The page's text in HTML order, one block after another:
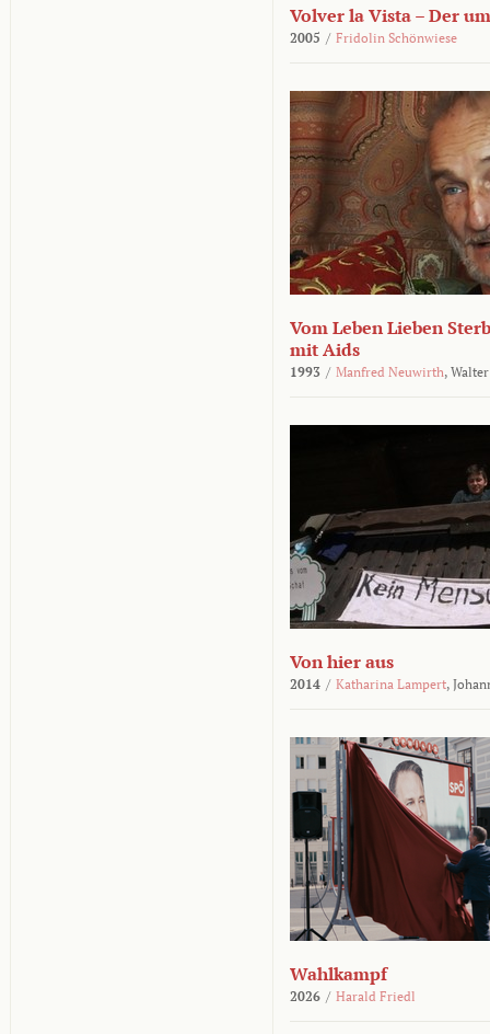
Volver la Vista – Der
2005 / Fridolin Schönwiese
Vom Leben Lieben
mit Aids
1993 / Manfred Neuwirth,
Von hier aus
2014 / Katharina Lampert,
Wahlkampf
2026 / Harald Friedl